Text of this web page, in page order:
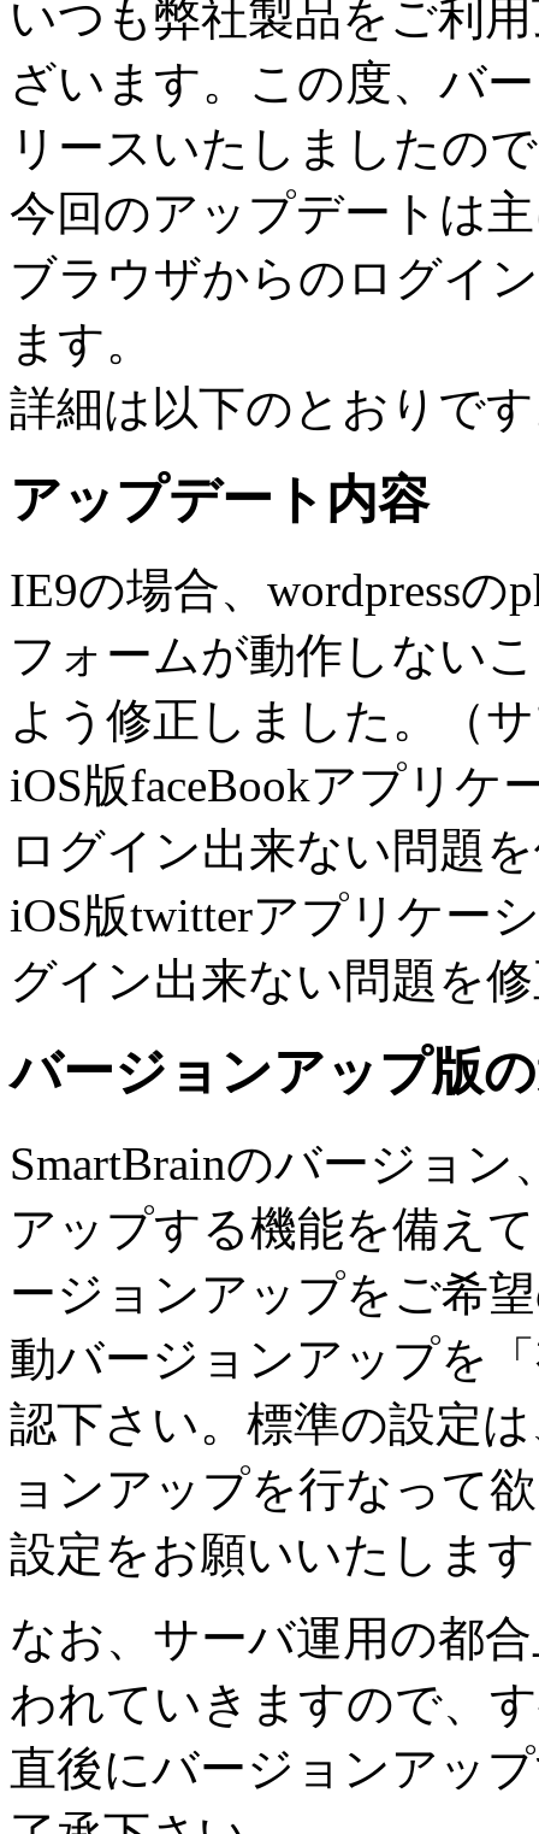
いつも弊社製品をご利
ざいます。この度、バ
リースいたしましたの
今回のアップデートは
ブラウザからのログイ
ます。
詳細は以下のとおりで
アップデート内容
IE9の場合、wordpressの
フォームが動作しない
よう修正しました。（
iOS版faceBookアプリケ
ログイン出来ない問題
iOS版twitterアプリケー
グイン出来ない問題を
バージョンアップ版
SmartBrainのバージョ
アップする機能を備え
ージョンアップをご希
動バージョンアップを
認下さい。標準の設定
ョンアップを行なって
設定をお願いいたしま
なお、サーバ運用の都
われていきますので、
直後にバージョンアッ